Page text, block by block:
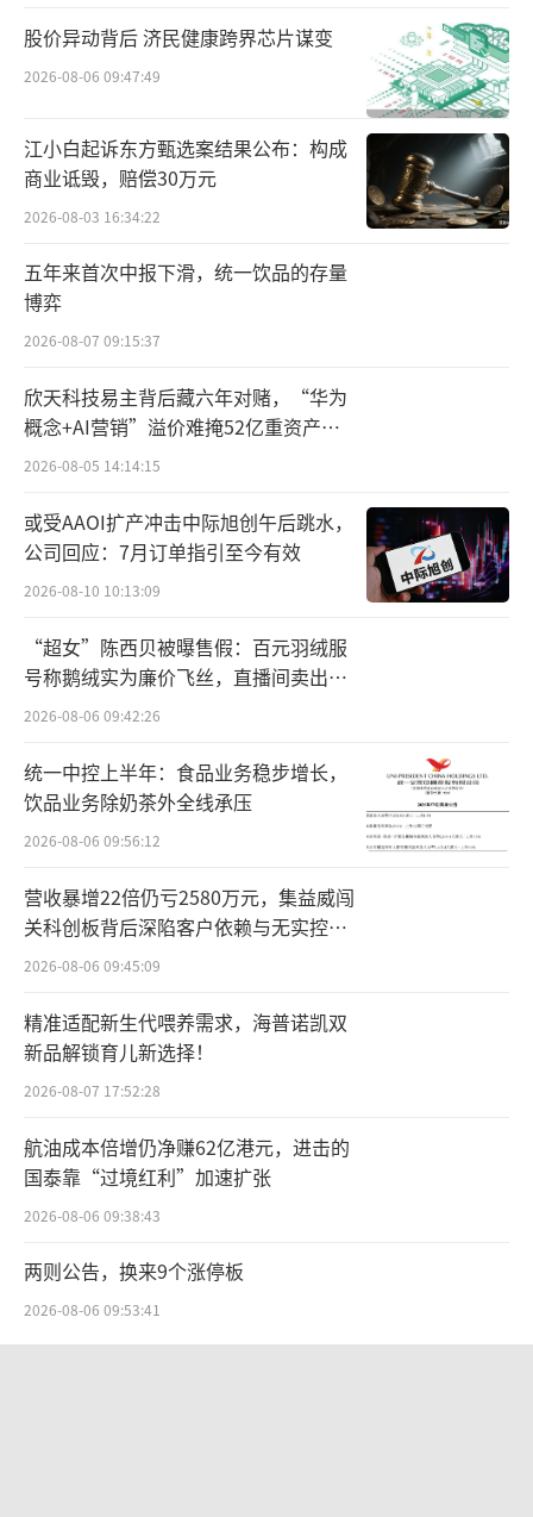
在经销商看来，作为白酒的一个细分品
类，文创白酒也不可避免地走上了品牌分化之
路。除此之外，文创白酒的价格也有所下降。
一直以来，文创白酒都属于高利润类产品，但
是受大行情影响，有些文创白酒也走上了价格
倒挂之路，尤其是一些原来的高价格产品，价
格下降，很多消费者认为还不如直接购买标
品。此外，还有一些消费者会购买价格位于100
～300元之间的文创白酒，比如一些二锅头类的
文创白酒，价格往往在200元左右，满足了消费
者想购买差异化产品，且价格也容易接受的需
求。
新周期下的新转变
随着时间的发展，文创白酒这一品类也已
经逐步细分，目前主要包括的类型有：生肖
酒、封坛酒、联名酒、定制酒、纪念酒，其他
特殊文化创意产品，每一种类型的文创白酒都
有其独特的文化内涵和市场价值。
一类，通常以每年的生肖动物为主题进行设
计。这类酒不仅具有饮用价值，还蕴含了丰富
的文化内涵和收藏意义。
封坛酒是另一种重要的文创白酒类型，它
强调酒的陈年潜力和收藏价值。很多白酒品牌
式，共同见证这一传统而庄重的时刻。
夏敬荒表示，现在企业的封坛酒也和往常
牌的封坛酒只有百斤坛和千斤坛装，在如今新
股价异动背后 济民健康跨界芯片谋变
2026-08-06 09:47:49
江小白起诉东方甄选案结果公布：构成
商业诋毁，赔偿30万元
2026-08-03 16:34:22
五年来首次中报下滑，统一饮品的存量
博弈
2026-08-07 09:15:37
欣天科技易主背后藏六年对赌，“华为
概念+AI营销”溢价难掩52亿重资产考
验
2026-08-05 14:14:15
或受AAOI扩产冲击中际旭创午后跳水，
公司回应：7月订单指引至今有效
2026-08-10 10:13:09
“超女”陈西贝被曝售假：百元羽绒服
号称鹅绒实为廉价飞丝，直播间卖出超
百万元
2026-08-06 09:42:26
统一中控上半年：食品业务稳步增长，
饮品业务除奶茶外全线承压
2026-08-06 09:56:12
营收暴增22倍仍亏2580万元，集益威闯
关科创板背后深陷客户依赖与无实控人
困局
2026-08-06 09:45:09
精准适配新生代喂养需求，海普诺凯双
新品解锁育儿新选择！
2026-08-07 17:52:28
航油成本倍增仍净赚62亿港元，进击的
国泰靠“过境红利”加速扩张
2026-08-06 09:38:43
两则公告，换来9个涨停板
2026-08-06 09:53:41